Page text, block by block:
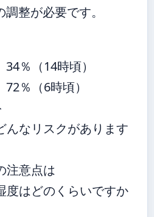
整が必要です。
34％（14時頃）
72％（6時頃）
んなリスクがあります
注意点は
度はどのくらいですか